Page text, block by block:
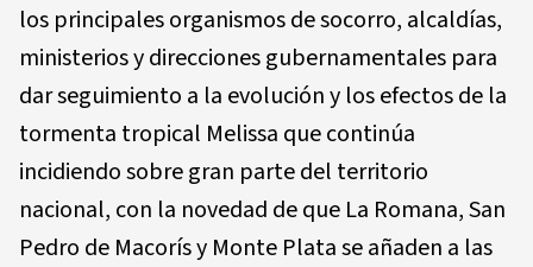
los principales organismos de socorro, alcaldías,
ministerios y direcciones gubernamentales para
dar seguimiento a la evolución y los efectos de la
tormenta tropical Melissa que continúa
incidiendo sobre gran parte del territorio
nacional, con la novedad de que La Romana, San
Pedro de Macorís y Monte Plata se añaden a las